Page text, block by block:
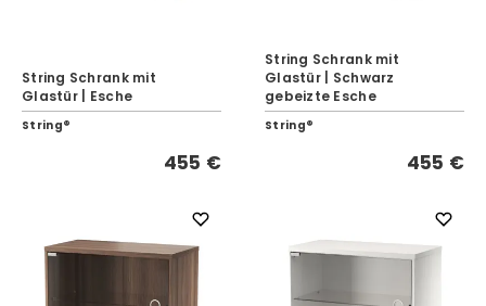
String Schrank mit
Glastür | Esche
String®
455 €
String Schrank mit
Glastür | Schwarz
gebeizte Esche
String®
455 €